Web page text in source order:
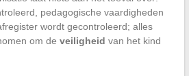
pedagogische vaardigheden
wordt gecontroleerd; alles
om de veiligheid van het kind